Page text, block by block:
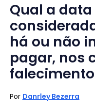
Qual a data
há ou não
pagar, nos
Por Danrley Bezerra